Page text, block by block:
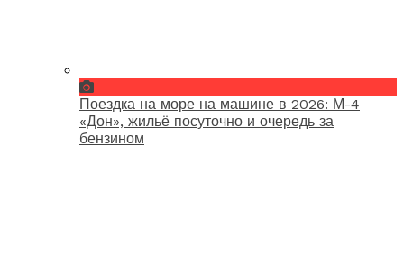
Поездка на море на машине в 2026: М-4
«Дон», жильё посуточно и очередь за
бензином